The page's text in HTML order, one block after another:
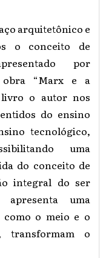
arquitetônico e
o conceito de
por
obra “Marx e a
livro o autor nos
do ensino
tecnológico,
uma
do conceito de
integral do ser
uma
como o meio e o
transformam o